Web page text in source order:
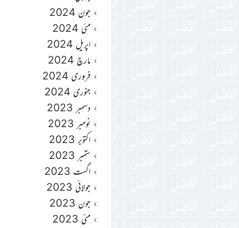
جون 2024
مئی 2024
اپریل 2024
مارچ 2024
فروری 2024
جنوری 2024
دسمبر 2023
نومبر 2023
اکتوبر 2023
ستمبر 2023
اگست 2023
جولائی 2023
جون 2023
مئی 2023